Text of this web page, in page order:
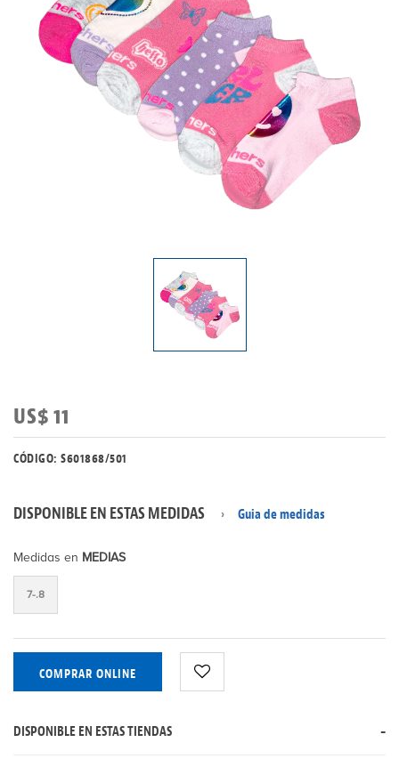
US$ 11
CÓDIGO: S601868/501
DISPONIBLE EN ESTAS MEDIDAS Guia de medidas
Medidas en MEDIAS
7-.8
COMPRAR ONLINE
DISPONIBLE EN ESTAS TIENDAS